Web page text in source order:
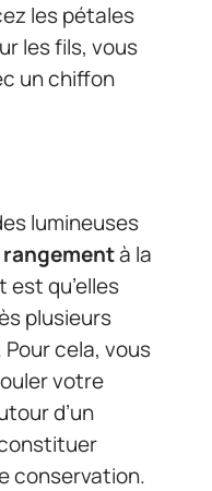
les pétales
les fils, vous
un chiffon
lumineuses
rangementà la
est qu’elles
plusieurs
cela, vous
votre
d’un
conservation.